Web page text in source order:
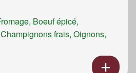
Boeuf épicé,
frais, Oignons,